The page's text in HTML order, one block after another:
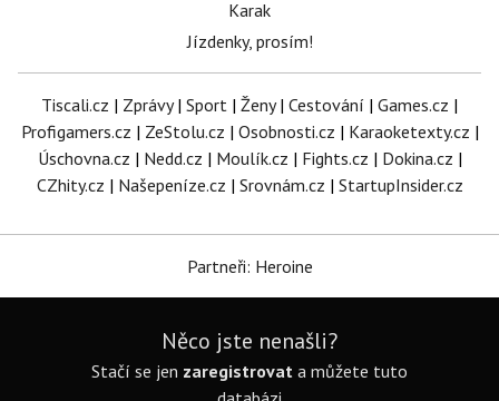
Karak
Jízdenky, prosím!
Tiscali.cz | Zprávy| Sport | Ženy| Cestování | Games.cz |
Profigamers.cz | ZeStolu.cz | Osobnosti.cz | Karaoketexty.cz |
Úschovna.cz | Nedd.cz | Moulík.cz | Fights.cz | Dokina.cz |
CZhity.cz | Našepeníze.cz | Srovnám.cz | StartupInsider.cz
Partneři: Heroine
Něco jste nenašli?
Stačí se jen zaregistrovat a můžete tuto